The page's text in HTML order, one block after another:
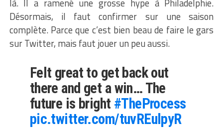
là. Il a ramené une grosse hype à Philadelphie.
Désormais, il faut confirmer sur une saison
complète. Parce que c’est bien beau de faire le gars
sur Twitter, mais faut jouer un peu aussi.
Felt great to get back out
there and get a win… The
future is bright #TheProcess
pic.twitter.com/tuvREulpyR